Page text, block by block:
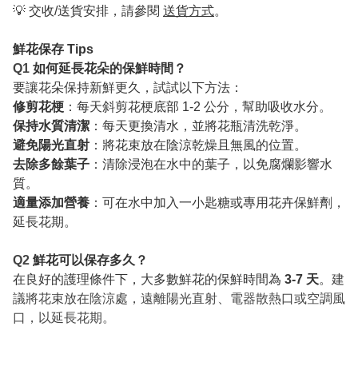
💡 交收/送貨安排，請參閱 送貨方式。
鮮花保存 Tips
Q1 如何延長花朵的保鮮時間？
要讓花朵保持新鮮更久，試試以下方法：
修剪花梗 ：每天斜剪花梗底部 1-2 公分，幫助吸收水分。
保持水質清潔 ：每天更換清水，並將花瓶清洗乾淨。
避免陽光直射 ：將花束放在陰涼乾燥且無風的位置。
去除多餘葉子 ：清除浸泡在水中的葉子，以免腐爛影響水
質。
適量添加營養 ：可在水中加入一小匙糖或專用花卉保鮮劑，
延長花期。
Q2 鮮花可以保存多久？
在良好的護理條件下，大多數鮮花的保鮮時間為 3-7 天。 建
議將花束放在陰涼處，遠離陽光直射、電器散熱口或空調風
口，以延長花期。